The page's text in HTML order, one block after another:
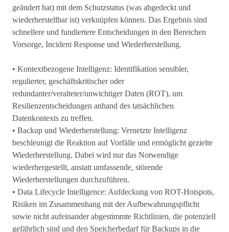
geändert hat) mit dem Schutzstatus (was abgedeckt und
wiederherstellbar ist) verknüpfen können. Das Ergebnis sind
schnellere und fundiertere Entscheidungen in den Bereichen
Vorsorge, Incident Response und Wiederherstellung.
• Kontextbezogene Intelligenz: Identifikation sensibler,
regulierter, geschäftskritischer oder
redundanter/veralteter/unwichtiger Daten (ROT), um
Resilienzentscheidungen anhand des tatsächlichen
Datenkontexts zu treffen.
• Backup und Wiederherstellung: Vernetzte Intelligenz
beschleunigt die Reaktion auf Vorfälle und ermöglicht gezielte
Wiederherstellung. Dabei wird nur das Notwendige
wiederhergestellt, anstatt umfassende, störende
Wiederherstellungen durchzuführen.
• Data Lifecycle Intelligence: Aufdeckung von ROT-Hotspots,
Risiken im Zusammenhang mit der Aufbewahrungspflicht
sowie nicht aufeinander abgestimmte Richtlinien, die potenziell
gefährlich sind und den Speicherbedarf für Backups in die